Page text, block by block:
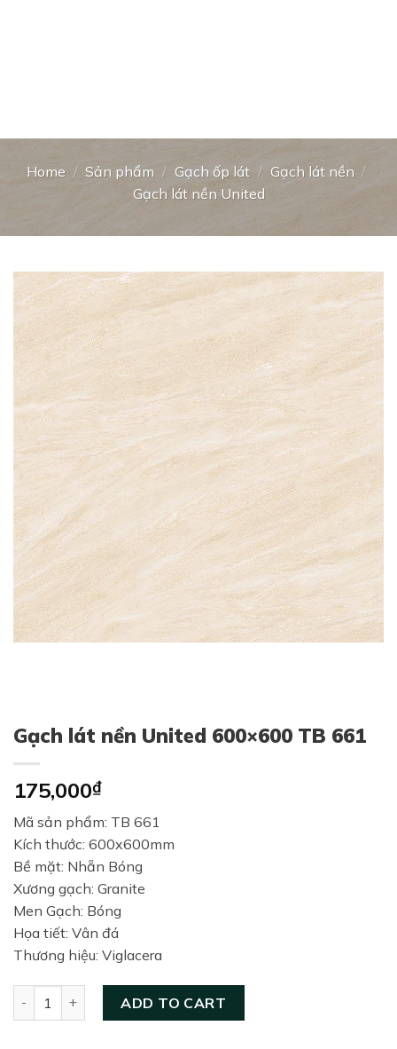
Home / Sản phẩm / Gạch ốp lát / Gạch lát nền /
Gạch lát nền United
Gạch lát nền United 600×600 TB 661
175,000₫
Mã sản phẩm: TB 661
Kích thước: 600x600mm
Bề mặt: Nhẵn Bóng
Xương gạch: Granite
Men Gạch: Bóng
Họa tiết: Vân đá
Thương hiệu: Viglacera
ADD TO CART